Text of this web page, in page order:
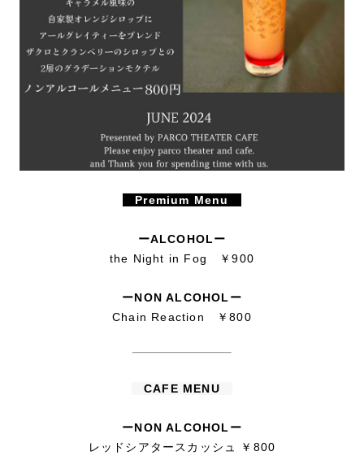
Premium Menu
ーALCOHOLー
the Night in Fog ￥900
ーNON ALCOHOLー
Chain Reaction ￥800
CAFE MENU
ーNON ALCOHOLー
レッドシアタースカッシュ ￥800